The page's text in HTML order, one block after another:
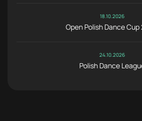
18.10.2026
Open Polish Dance
24.10.2026
Polish Dance